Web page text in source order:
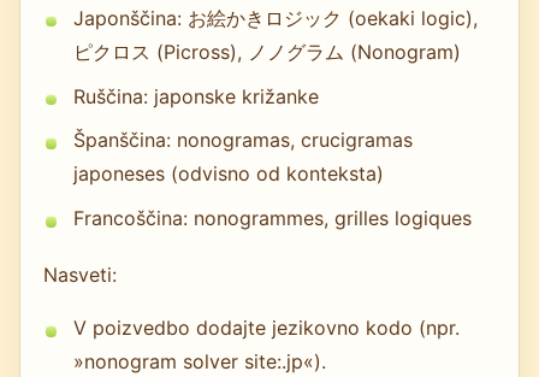
Japonščina: お絵かきロジック (oekaki logic),
ピクロス (Picross), ノノグラム (Nonogram)
Ruščina: japonske križanke
Španščina: nonogramas, crucigramas
japoneses (odvisno od konteksta)
Francoščina: nonogrammes, grilles logiques
Nasveti:
V poizvedbo dodajte jezikovno kodo (npr.
»nonogram solver site:.jp«).